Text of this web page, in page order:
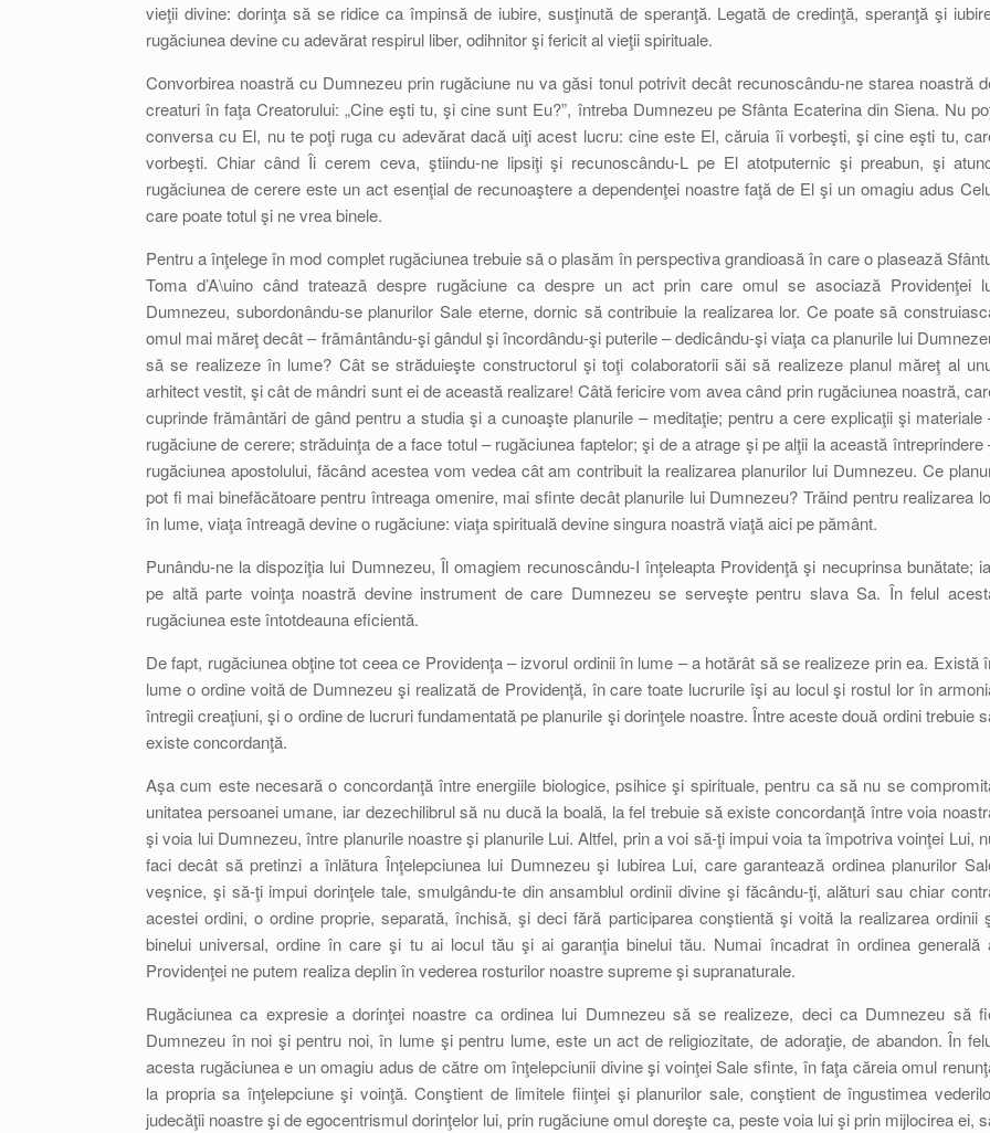
vieţii divine: dorinţa să se ridice ca împinsă de iubire, susţinută de speranţă. Legată de credinţă, speranţă şi
rugăciunea devine cu adevărat respirul liber, odihnitor şi fericit al vieţii spirituale.
Convorbirea noastră cu Dumnezeu prin rugăciune nu va găsi tonul potrivit decât recunoscându-ne starea noastră
creaturi în faţa Creatorului: „Cine eşti tu, şi cine sunt Eu?”, întreba Dumnezeu pe Sfânta Ecaterina din Siena. Nu
conversa cu El, nu te poţi ruga cu adevărat dacă uiţi acest lucru: cine este El, căruia îi vorbeşti, şi cine eşti tu,
vorbeşti. Chiar când Îi cerem ceva, ştiindu-ne lipsiţi şi recunoscându-L pe El atotputernic şi preabun, şi
rugăciunea de cerere este un act esenţial de recunoaştere a dependenţei noastre faţă de El şi un omagiu adus
care poate totul şi ne vrea binele.
Pentru a înţelege în mod complet rugăciunea trebuie să o plasăm în perspectiva grandioasă în care o plasează
Toma d’A\uino când tratează despre rugăciune ca despre un act prin care omul se asociază Providenţei
Dumnezeu, subordonându-se planurilor Sale eterne, dornic să contribuie la realizarea lor. Ce poate să
omul mai măreţ decât – frământându-şi gândul şi încordându-şi puterile – dedicându-şi viaţa ca planurile lui
să se realizeze în lume? Cât se străduieşte constructorul şi toţi colaboratorii săi să realizeze planul măreţ al
arhitect vestit, şi cât de mândri sunt ei de această realizare! Câtă fericire vom avea când prin rugăciunea noastră,
cuprinde frământări de gând pentru a studia şi a cunoaşte planurile – meditaţie; pentru a cere explicaţii şi materiale
rugăciune de cerere; străduinţa de a face totul – rugăciunea faptelor; şi de a atrage şi pe alţii la această întreprindere
rugăciunea apostolului, făcând acestea vom vedea cât am contribuit la realizarea planurilor lui Dumnezeu. Ce
pot fi mai binefăcătoare pentru întreaga omenire, mai sfinte decât planurile lui Dumnezeu? Trăind pentru realizarea
în lume, viaţa întreagă devine o rugăciune: viaţa spirituală devine singura noastră viaţă aici pe pământ.
Punându-ne la dispoziţia lui Dumnezeu, Îl omagiem recunoscându-I înţeleapta Providenţă şi necuprinsa bunătate;
pe altă parte voinţa noastră devine instrument de care Dumnezeu se serveşte pentru slava Sa. În felul
rugăciunea este întotdeauna eficientă.
De fapt, rugăciunea obţine tot ceea ce Providenţa – izvorul ordinii în lume – a hotărât să se realizeze prin ea. Există
lume o ordine voită de Dumnezeu şi realizată de Providenţă, în care toate lucrurile îşi au locul şi rostul lor în
întregii creaţiuni, şi o ordine de lucruri fundamentată pe planurile şi dorinţele noastre. Între aceste două ordini trebuie
existe concordanţă.
Aşa cum este necesară o concordanţă între energiile biologice, psihice şi spirituale, pentru ca să nu se
unitatea persoanei umane, iar dezechilibrul să nu ducă la boală, la fel trebuie să existe concordanţă între voia
şi voia lui Dumnezeu, între planurile noastre şi planurile Lui. Altfel, prin a voi să-ţi impui voia ta împotriva voinţei Lui,
faci decât să pretinzi a înlătura Înţelepciunea lui Dumnezeu şi Iubirea Lui, care garantează ordinea planurilor
veşnice, şi să-ţi impui dorinţele tale, smulgându-te din ansamblul ordinii divine şi făcându-ţi, alături sau chiar
acestei ordini, o ordine proprie, separată, închisă, şi deci fără participarea conştientă şi voită la realizarea ordinii
binelui universal, ordine în care şi tu ai locul tău şi ai garanţia binelui tău. Numai încadrat în ordinea generală
Providenţei ne putem realiza deplin în vederea rosturilor noastre supreme şi supranaturale.
Rugăciunea ca expresie a dorinţei noastre ca ordinea lui Dumnezeu să se realizeze, deci ca Dumnezeu să
Dumnezeu în noi şi pentru noi, în lume şi pentru lume, este un act de religiozitate, de adoraţie, de abandon. În
acesta rugăciunea e un omagiu adus de către om înţelepciunii divine şi voinţei Sale sfinte, în faţa căreia omul
la propria sa înţelepciune şi voinţă. Conştient de limitele fiinţei şi planurilor sale, conştient de îngustimea
judecăţii noastre şi de egocentrismul dorinţelor lui, prin rugăciune omul doreşte ca, peste voia lui şi prin mijlocirea ei,